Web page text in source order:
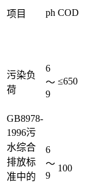
项目 ph COD
污染负
荷
6
～
9
≤650
GB8978-
1996污
水综合
排放标
准中的
6
～
9
100